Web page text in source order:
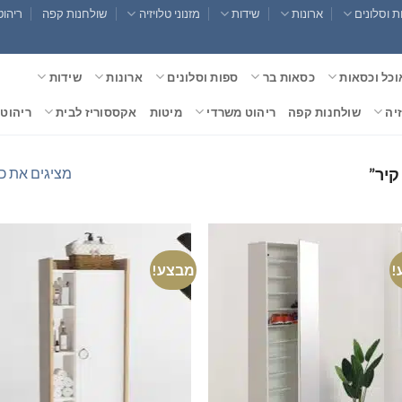
וסלונים ארונות שידות מזנוני טלויזיה שולחנות קפה
וכסאות כסאות בר ספות וסלונים ארונות שידות
שולחנות קפה ריהוט משרדי מיטות אקססוריז לבית ריהוט
מציגים את כל ⁦15⁩
מבצע!